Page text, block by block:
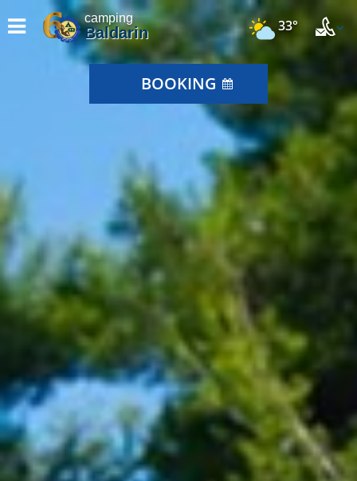
camping
Baldarin 33°
BOOKING